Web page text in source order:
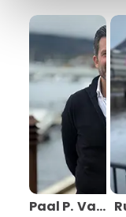
Paal P.
Vaage